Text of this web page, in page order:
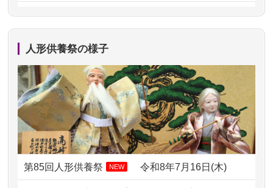
2026/07/10家から近かったので。
2026/07/08誰も住んでいない実家の片付けを始め
ました。 ...
2026/07/069年間自由が丘店を見守ってくれてあり
がとう。
2026/07/05しっかりとお人形たちの供養をしてい
2024/01/13剥製の供養・処分をお願いできます
ですが？
2024/01/13お雛様のセットを供養・処分したいの
ですが、お雛様とお内裏様だ...
2024/01/13供養申込みの後、供養祭までお人形は
どうなってるのですか？
人形供養祭の様子
第85回人形供養祭 NEW 令和8年7月16日(木)